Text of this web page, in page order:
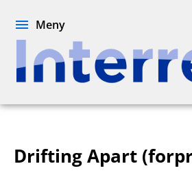
Meny
Drifting Apart